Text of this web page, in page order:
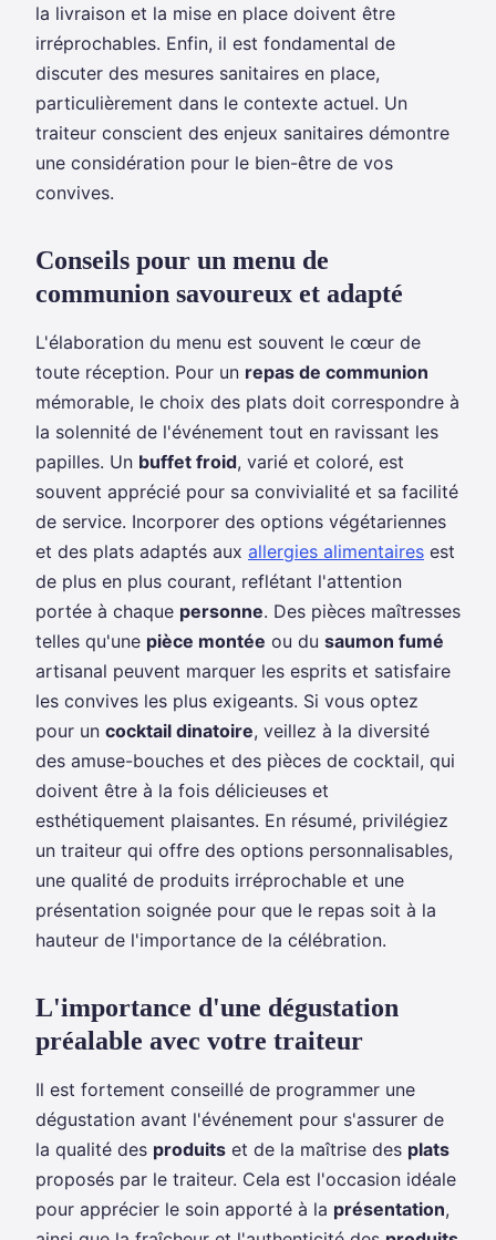
la livraison et la mise en place doivent être
irréprochables. Enfin, il est fondamental de
discuter des mesures sanitaires en place,
particulièrement dans le contexte actuel. Un
traiteur conscient des enjeux sanitaires démontre
une considération pour le bien-être de vos
convives.
Conseils pour un menu de
communion savoureux et adapté
L'élaboration du menu est souvent le cœur de
toute réception. Pour un repas de communion
mémorable, le choix des plats doit correspondre à
la solennité de l'événement tout en ravissant les
papilles. Un buffet froid, varié et coloré, est
souvent apprécié pour sa convivialité et sa facilité
de service. Incorporer des options végétariennes
et des plats adaptés aux allergies alimentaires est
de plus en plus courant, reflétant l'attention
portée à chaque personne. Des pièces maîtresses
telles qu'une pièce montée ou du saumon fumé
artisanal peuvent marquer les esprits et satisfaire
les convives les plus exigeants. Si vous optez
pour un cocktail dinatoire, veillez à la diversité
des amuse-bouches et des pièces de cocktail, qui
doivent être à la fois délicieuses et
esthétiquement plaisantes. En résumé, privilégiez
un traiteur qui offre des options personnalisables,
une qualité de produits irréprochable et une
présentation soignée pour que le repas soit à la
hauteur de l'importance de la célébration.
L'importance d'une dégustation
préalable avec votre traiteur
Il est fortement conseillé de programmer une
dégustation avant l'événement pour s'assurer de
la qualité des produits et de la maîtrise des plats
proposés par le traiteur. Cela est l'occasion idéale
pour apprécier le soin apporté à la présentation,